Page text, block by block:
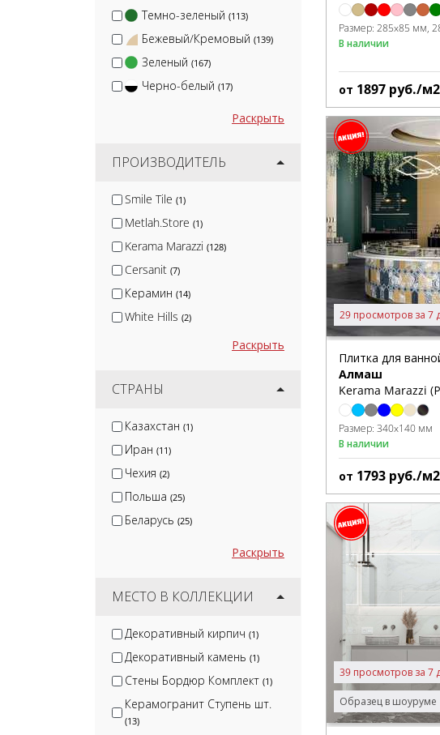
Темно-зеленый (113)
Бежевый/Кремовый (139)
Зеленый (167)
Черно-белый (17)
Раскрыть
ПРОИЗВОДИТЕЛЬ
Smile Tile (1)
Metlah.Store (1)
Kerama Marazzi (128)
Cersanit (7)
Керамин (14)
White Hills (2)
Velsaa(7)
Monopole (20)
Lb-Ceramics
Раскрыть
СТРАНЫ
Казахстан (1)
Иран (11)
Чехия (2)
Польша (25)
Беларусь (25)
Раскрыть
МЕСТО В КОЛЛЕКЦИИ
Декоративный кирпич (1)
Декоративный камень (1)
Стены Бордюр Комплект (1)
Керамогранит Ступень шт.
(13)
Размер: 285x85 мм
В наличии
от 1897 руб./м2
29 просмотров за 7
Плитка для
Алмаш
Kerama Marazzi
Размер: 340x140 мм
В наличии
от 1793 руб./м2
Образец в шоуруме
39 просмотров за 7